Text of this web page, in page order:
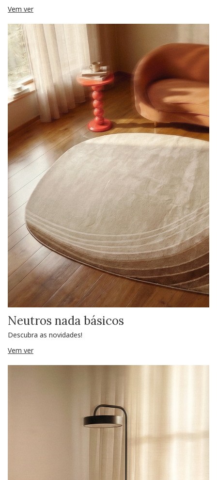
Vem ver
Neutros nada básicos
Descubra as novidades!
Vem ver